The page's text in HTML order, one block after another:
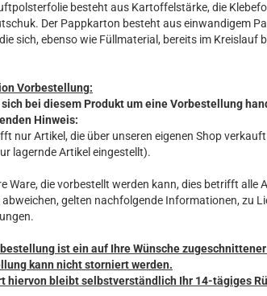
besteht aus Kartoffelstärke, die
Der Pappkarton besteht aus einwandigem
sich, ebenso wie Füllmaterial, bereits im Kreislauf
Vorbestellung:
bei diesem Produkt um eine Vorbestellung
Hinweis:
nur Artikel, die über unseren eigenen Shop
lagernde Artikel eingestellt).
Ware, die vorbestellt werden kann, dies betrifft alle
abweichen, gelten nachfolgende Informationen, zu
ist ein auf Ihre Wünsche
kann nicht storniert werden.
hiervon bleibt selbstverständlich Ihr 14-tägiges